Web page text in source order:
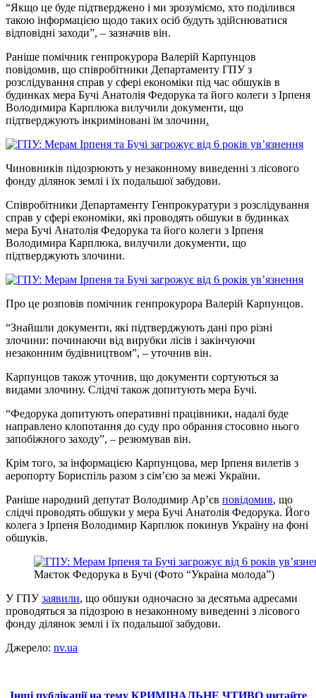
“Якщо це буде підтверджено і ми зрозуміємо, хто поділився
такою інформацією щодо таких осіб будуть здійснюватися
відповідні заходи”, – зазначив він.
Раніше помічник генпрокурора Валерій Карпунцов
повідомив, що співробітники Департаменту ГПУ з
розслідування справ у сфері економіки під час обшуків в
будинках мера Бучі Анатолія Федорука та його колеги з Ірпеня
Володимира Карплюка вилучили документи, що
підтверджують інкриміновані їм злочини.
Чиновників підозрюють у незаконному виведенні з лісового
фонду ділянок землі і їх подальшої забудови.
Співробітники Департаменту Генпрокуратури з розслідування
справ у сфері економіки, які проводять обшуки в будинках
мера Бучі Анатолія Федорука та його колеги з Ірпеня
Володимира Карплюка, вилучили документи, що
підтверджують злочини.
Про це розповів помічник генпрокурора Валерій Карпунцов.
“Знайшли документи, які підтверджують дані про різні
злочини: починаючи від вирубки лісів і закінчуючи
незаконним будівництвом”, – уточнив він.
Карпунцов також уточнив, що документи сортуються за
видами злочину. Слідчі також допитують мера Бучі.
“Федорука допитують оперативні працівники, надалі буде
направлено клопотання до суду про обрання стосовно нього
запобіжного заходу”, – резюмував він.
Крім того, за інформацією Карпунцова, мер Ірпеня вилетів з
аеропорту Бориспіль разом з сім’єю за межі України.
Раніше народний депутат Володимир Ар’єв повідомив, що
слідчі проводять обшуки у мера Бучі Анатолія Федорука. Його
колега з Ірпеня Володимир Карплюк покинув Україну на фоні
обшуків.
Маєток Федорука в Бучі (Фото “Україна молода”)
У ГПУзаявили, що обшуки одночасно за десятьма адресами
проводяться за підозрою в незаконному виведенні з лісового
фонду ділянок землі і їх подальшої забудови.
Джерело: nv.ua
Інші публікації на тему КРИМІНАЛЬНЕ ЧТИВО читайте